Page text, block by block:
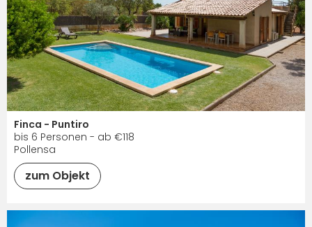
Finca - Puntiro
bis 6 Personen - ab €118
Pollensa
zum Objekt